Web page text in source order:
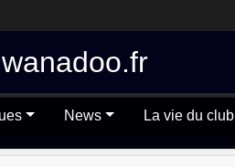
News La vie du club